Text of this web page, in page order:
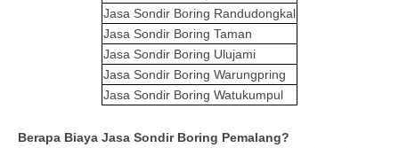
Jasa Sondir Boring Randudongkal
Jasa Sondir Boring Taman
Jasa Sondir Boring Ulujami
Jasa Sondir Boring Warungpring
Jasa Sondir Boring Watukumpul
Berapa Biaya Jasa Sondir Boring Pemalang?